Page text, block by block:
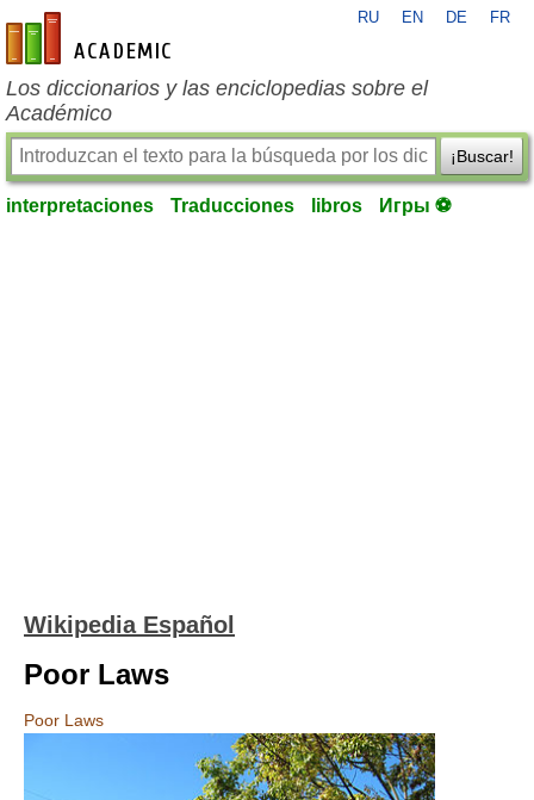
es-academic.com
RU EN DE FR
Los diccionarios y las enciclopedias sobre el
Académico
¡Buscar!
interpretaciones Traducciones libros Игры ⚽
Wikipedia Español
Poor Laws
Poor Laws